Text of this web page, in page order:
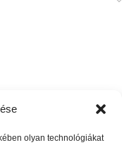
olyan technológiákat
kaptam. Mit tegyek?